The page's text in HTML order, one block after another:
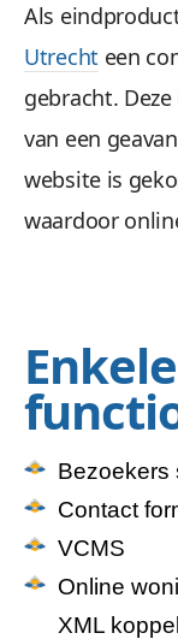
Als
Utrecht een
gebracht.
van een
website is
waardoor
Enkele
Bezoekers
Contact
VCMS
Online
XML